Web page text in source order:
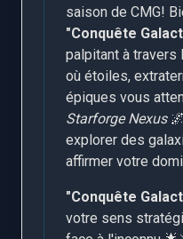
saison de CMG!
"Conquête
palpitant à
où étoiles,
épiques vous
Starforge Nexus
explorer des
affirmer votre
"Conquête
votre sens